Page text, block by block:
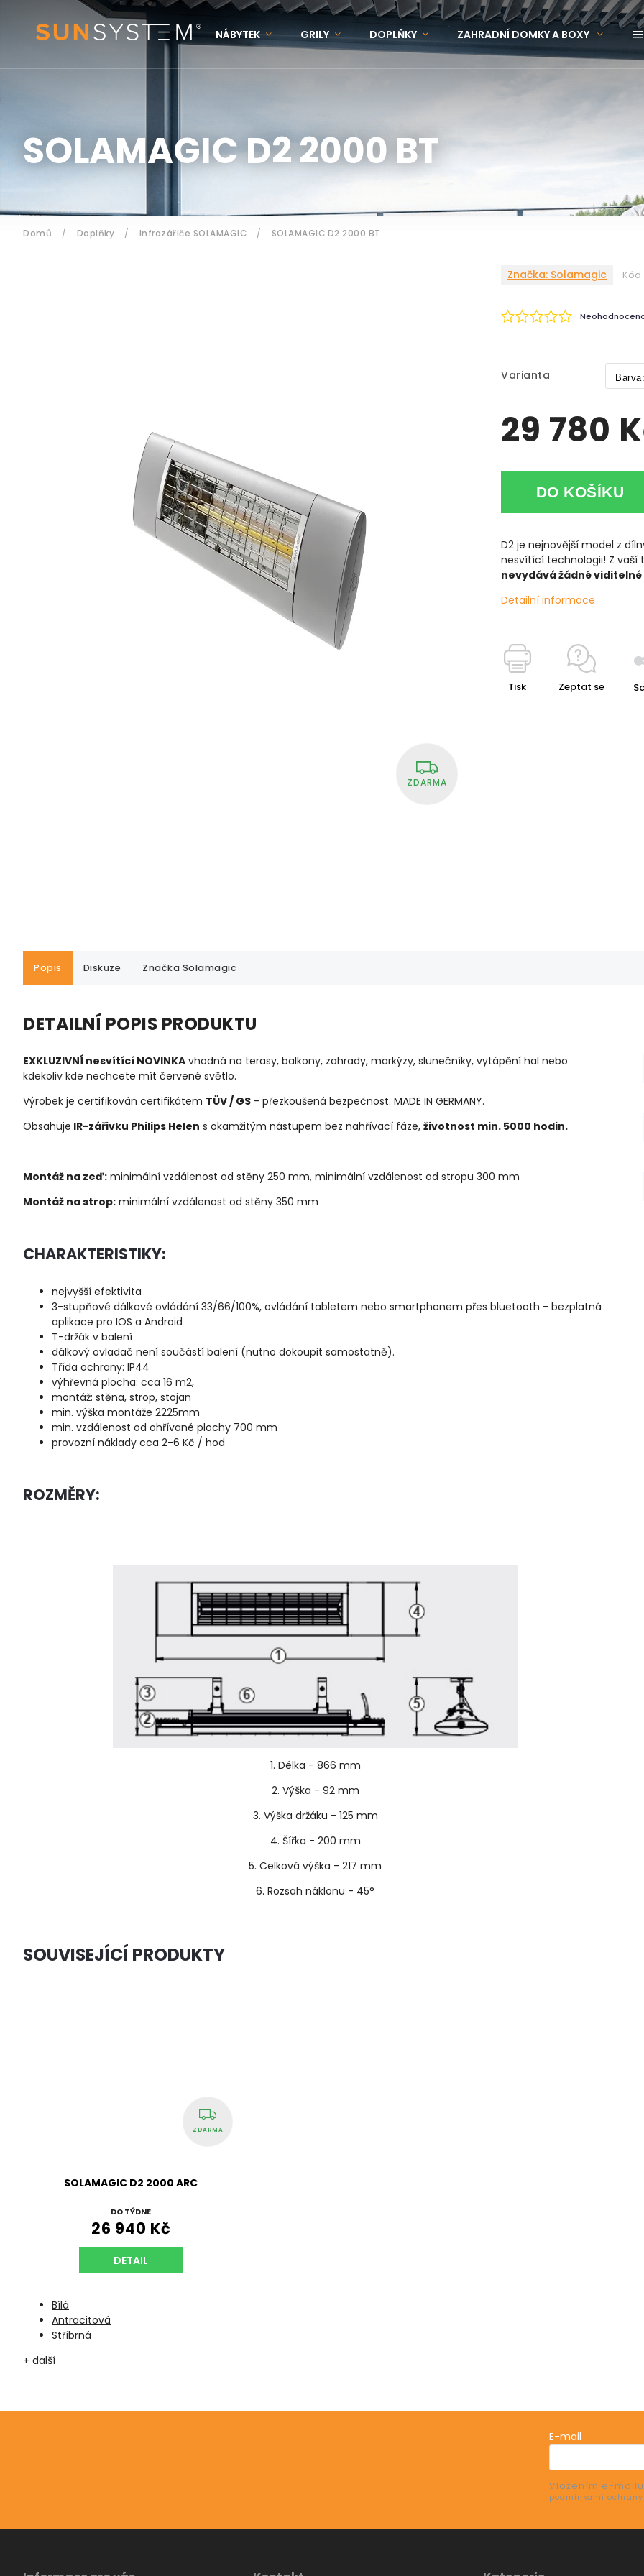
NÁBYTEK GRILY DOPLŇKY ZAHRADNÍ DOMKY A BOXY
SOLAMAGIC D2 2000 BT
Domů / Doplňky / Infrazářiče SOLAMAGIC / SOLAMAGIC D2 2000 BT
ZDARMA
Značka: Solamagic Kód:
Varianta
29 780
DO KOŠÍKU
D2 je nejnovější model z
nesvítící technologii! Z vaší
nevydává žádné
Detailní informace
Tisk Zeptat se
Popis Diskuze Značka Solamagic
DETAILNÍ POPIS PRODUKTU
EXKLUZIVNÍ nesvítící NOVINKA vhodná na terasy, balkony, zahrady, markýzy, slunečníky, vytápění hal nebo
kdekoliv kde nechcete mít červené světlo.
Výrobek je certifikován certifikátem TÜV / GS - přezkoušená bezpečnost. MADE IN GERMANY.
Obsahuje IR-zářivku Philips Helen s okamžitým nástupem bez nahřívací fáze, životnost min. 5000 hodin.
Montáž na zeď: minimální vzdálenost od stěny 250 mm, minimální vzdálenost od stropu 300 mm
Montáž na strop: minimální vzdálenost od stěny 350 mm
CHARAKTERISTIKY:
nejvyšší efektivita
3-stupňové dálkové ovládání 33/66/100%, ovládání tabletem nebo smartphonem přes bluetooth - bezplatná
aplikace pro IOS a Android
T-držák v balení
dálkový ovladač není součástí balení (nutno dokoupit samostatně).
Třída ochrany: IP44
výhřevná plocha: cca 16 m2,
montáž: stěna, strop, stojan
min. výška montáže 2225mm
min. vzdálenost od ohřívané plochy 700 mm
provozní náklady cca 2-6 Kč / hod
ROZMĚRY:
1. Délka - 866 mm
2. Výška - 92 mm
3. Výška držáku - 125 mm
4. Šířka - 200 mm
5. Celková výška - 217 mm
6. Rozsah náklonu - 45°
SOUVISEJÍCÍ PRODUKTY
ZDARMA
SOLAMAGIC D2 2000 ARC
DO TÝDNE
26 940 Kč
DETAIL
Bílá
Antracitová
Stříbrná
+ další
E-mail
Vložením e-
podmínkami